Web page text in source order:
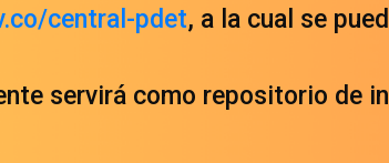
central-pdet, a la cual se
servirá como repositorio de